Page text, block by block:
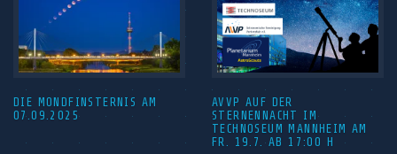
DIE MONDFINSTERNIS AM
07.09.2025
AVVP AUF DER
STERNENNACHT IM
TECHNOSEUM MANNHEIM AM
FR. 19.7. AB 17:00 H